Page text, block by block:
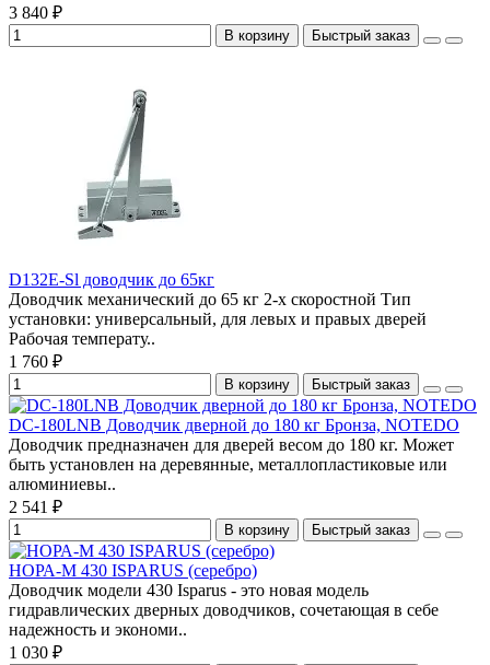
3 840 ₽
В корзину Быстрый заказ
D132E-Sl доводчик до 65кг
Доводчик механический до 65 кг 2-х скоростной Тип
установки: универсальный, для левых и правых дверей
Рабочая температу..
1 760 ₽
В корзину Быстрый заказ
DC-180LNB Доводчик дверной до 180 кг Бронза, NOTEDO
Доводчик предназначен для дверей весом до 180 кг. Может
быть установлен на деревянные, металлопластиковые или
алюминиевы..
2 541 ₽
В корзину Быстрый заказ
НОРА-М 430 ISPARUS (серебро)
Доводчик модели 430 Isparus - это новая модель
гидравлических дверных доводчиков, сочетающая в себе
надежность и экономи..
1 030 ₽